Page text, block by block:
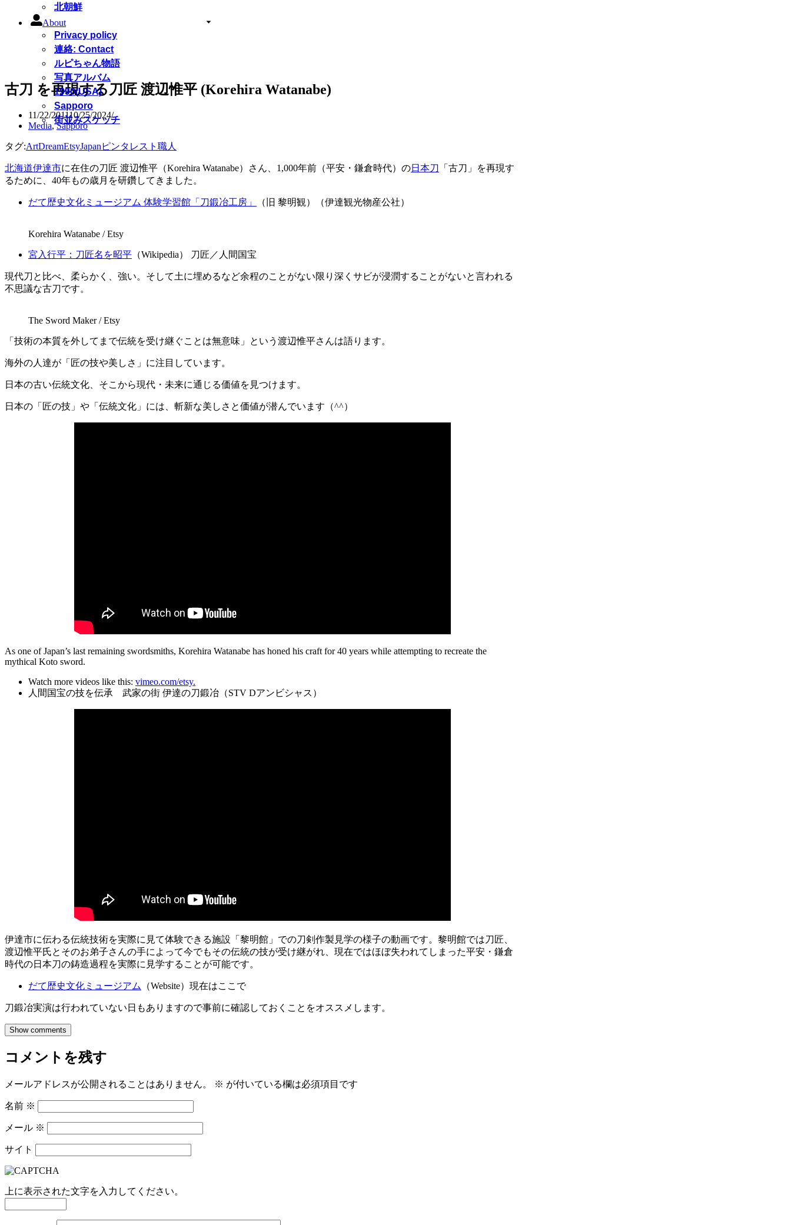
北朝鮮
About
Privacy policy
連絡: Contact
ルピちゃん物語
写真アルバム
1990(USA)
Sapporo
街並みスケッチ
古刀 を再現する刀匠 渡辺惟平 (Korehira Watanabe)
11/22/201110/25/2024
Media,Sapporo
タグ:ArtDreamEtsyJapanピンタレスト 職人
北海道伊達市に在住の刀匠 渡辺惟平（Korehira Watanabe）さん、1,000年前（平安・鎌倉時代）の日本刀
「古刀」を再現す
るために、40年もの歳月を研鑽してきました。
だて歴史文化ミュージアム 体験学習館「刀鍛冶工房」 （旧 黎明観）（伊達観光物産公社）
Korehira Watanabe / Etsy
宮入行平：刀匠名を昭平 （Wikipedia） 刀匠／人間国宝
現代刀と比べ、柔らかく、強い。そして土に埋めるなど余程のことがない限り深くサビが浸潤することがないと言われる
不思議な古刀です。
The Sword Maker / Etsy
「技術の本質を外してまで伝統を受け継ぐことは無意味」という渡辺惟平さんは語ります。
海外の人達が「匠の技や美しさ」に注目しています。
日本の古い伝統文化、そこから現代・未来に通じる価値を見つけます。
日本の「匠の技」や「伝統文化」には、斬新な美しさと価値が潜んでいます（^^）
As one of Japan’s last remaining swordsmiths, Korehira Watanabe has honed his craft for 40 years while attempting to recreate the
mythical Koto sword.
Watch more videos like this: vimeo.com/etsy.
人間国宝の技を伝承 武家の街 伊達の刀鍛冶（STV Dアンビシャス）
伊達市に伝わる伝統技術を実際に見て体験できる施設「黎明館」での刀剣作製見学の様子の動画です。黎明館では刀匠、
渡辺惟平氏とそのお弟子さんの手によって今でもその伝統の技が受け継がれ、現在ではほぼ失われてしまった平安・鎌倉
時代の日本刀の鋳造過程を実際に見学することが可能です。
だて歴史文化ミュージアム （Website）現在はここで
刀鍛冶実演は行われていない日もありますので事前に確認しておくことをオススメします。
Show comments
コメントを残す
メールアドレスが公開されることはありません。 ※ が付いている欄は必須項目です
名前 ※
メール ※
サイト
上に表示された文字を入力してください。